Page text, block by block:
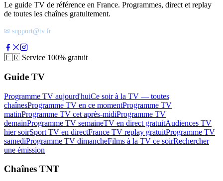
Le guide TV de référence en France. Programmes, direct et replay
de toutes les chaînes gratuitement.
✉ support@tv.fr
🇫🇷 Service 100% gratuit
Guide TV
Programme TV aujourd'huiCe soir à la TV — toutes
chaînesProgramme TV en ce momentProgramme TV
matinProgramme TV cet après-midiProgramme TV
demainProgramme TV semaineTV en direct gratuitAudiences TV
hier soirSport TV en directFrance TV replay gratuitProgramme TV
samediProgramme TV dimancheFilms à la TV ce soirRechercher
une émission
Chaînes TNT